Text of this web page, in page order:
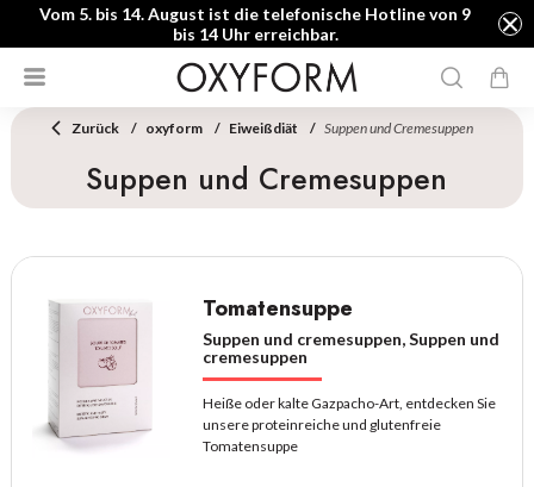
Vom 5. bis 14. August ist die telefonische Hotline von 9
bis 14 Uhr erreichbar.
Zurück oxyform Eiweißdiät Suppen und Cremesuppen
Suppen und Cremesuppen
Tomatensuppe
Suppen und cremesuppen, Suppen und
cremesuppen
Heiße oder kalte Gazpacho-Art, entdecken Sie
unsere proteinreiche und glutenfreie
Tomatensuppe